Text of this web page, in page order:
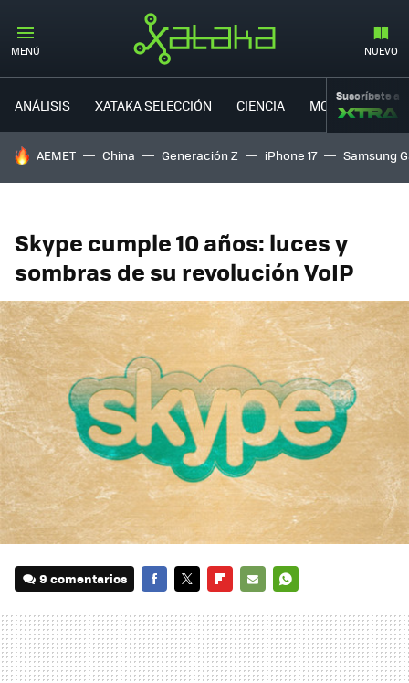
MENÚ NUEVO
ANÁLISIS XATAKA SELECCIÓN CIENCIA MOVILIDAD
Suscríbete a
HOY SE HABLA DE
AEMET China Generación Z iPhone 17 Samsung
Skype cumple 10 años: luces y
sombras de su revolución VoIP
9 comentarios
MAIL